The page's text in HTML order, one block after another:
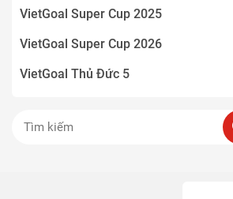
VietGoal Super Cup 2025
VietGoal Super Cup 2026
VietGoal Thủ Đức 5